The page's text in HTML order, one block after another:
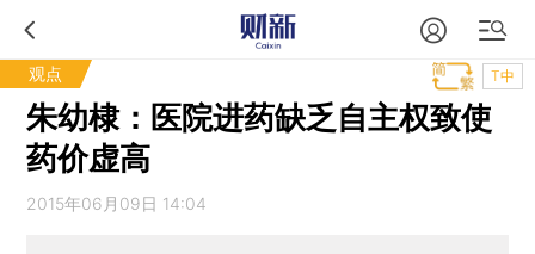
观点 T中
朱幼棣：医院进药缺乏自主权致使
药价虚高
2015年06月09日 14:04